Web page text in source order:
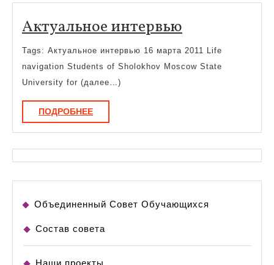
Актуальное интервью
интервью
Tags: Актуальное интервью 16 марта 2011 Life
navigation Students of Sholokhov Moscow State
University for (далее…)
ПОДРОБНЕЕПОДРОБНЕЕ
Объединенный Совет Обучающихся
Состав совета
Наши проекты